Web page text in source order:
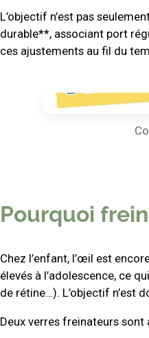
L’objectif n’est pas
durable**, associant port
ces ajustements au fil du
Pourquoi
Chez l’enfant, l’œil est
élevés à l’adolescence, ce
de rétine…). L’objectif n’est
Deux verres freinateurs